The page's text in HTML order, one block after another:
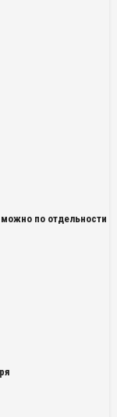
по отдельности